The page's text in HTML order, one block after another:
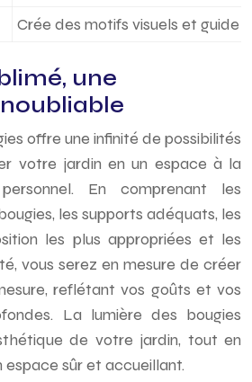
Crée des motifs visuels et guide
une
offre une infinité de possibilités
votre jardin en un espace à la
En comprenant les
les supports adéquats, les
les plus appropriées et les
vous serez en mesure de créer
reflétant vos goûts et vos
La lumière des bougies
de votre jardin, tout en
espace sûr et accueillant.